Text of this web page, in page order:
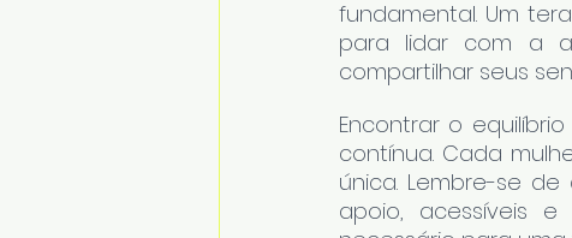
fundamental. Um
para lidar com a
compartilhar seus
Encontrar o
contínua. Cada
única. Lembre-se
apoio, acessíveis